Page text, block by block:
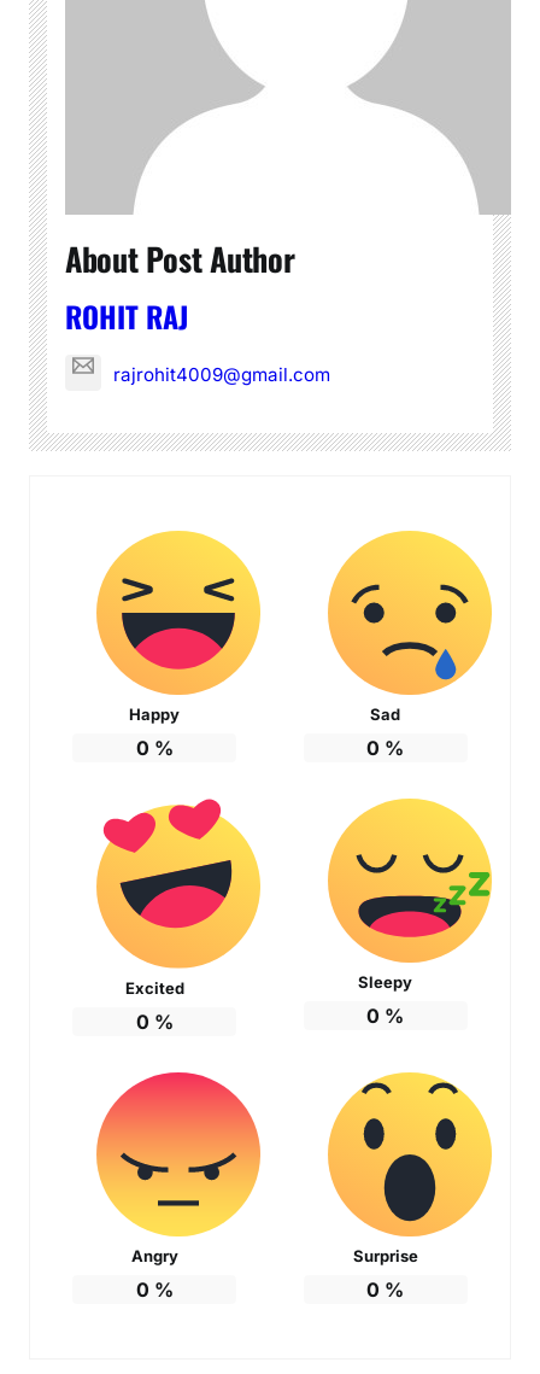
About Post Author
ROHIT RAJ
rajrohit4009@gmail.com
Happy
0 %
Sad
0 %
Excited
0 %
Sleepy
0 %
Angry
0 %
Surprise
0 %